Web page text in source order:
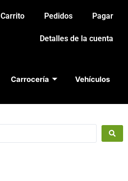
Carrito Pedidos Pagar
Detalles de la cuenta
Carrocería Vehículos